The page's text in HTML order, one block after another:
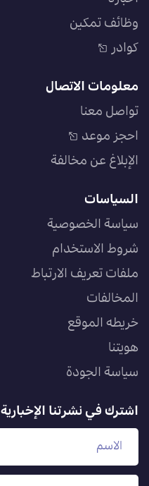
وظائف تمكين
كوادر
معلومات الاتصال
تواصل معنا
احجز موعد
الإبلاغ عن مخالفة
السياسات
سياسة الخصوصية
شروط الاستخدام
ملفات تعريف الارتباط
المخالفات
خريطه الموقع
هويتنا
سياسة الجودة
اشترك في نشرتنا الإخبارية